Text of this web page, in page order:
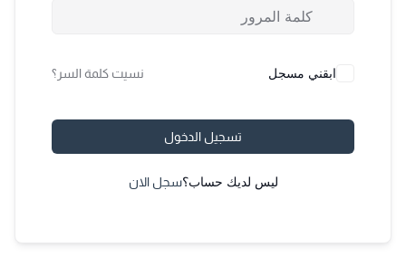
ابقني مسجل نسيت كلمة السر؟
تسجيل الدخول
ليس لديك حساب؟سجل الان